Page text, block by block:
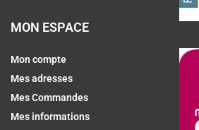
MON ESPACE
Mon compte
Mes adresses
Mes Commandes
Mes informations